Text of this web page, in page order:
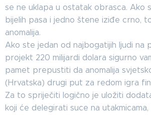
se ne uklapa u ostatak obrasca. Ako
bijelih pasa i jedno štene iziđe crno,
anomalija.
Ako ste jedan od najbogatijih ljudi na
projekt 220 milijardi dolara sigurno
pamet prepustiti da anomalija
(Hrvatska) drugi put za redom igra
Za to spriječiti logično je uložiti
koji će delegirati suce na